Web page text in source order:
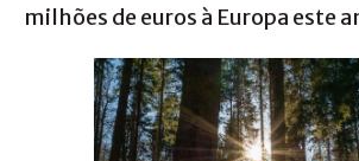
milhões de euros à Europa este